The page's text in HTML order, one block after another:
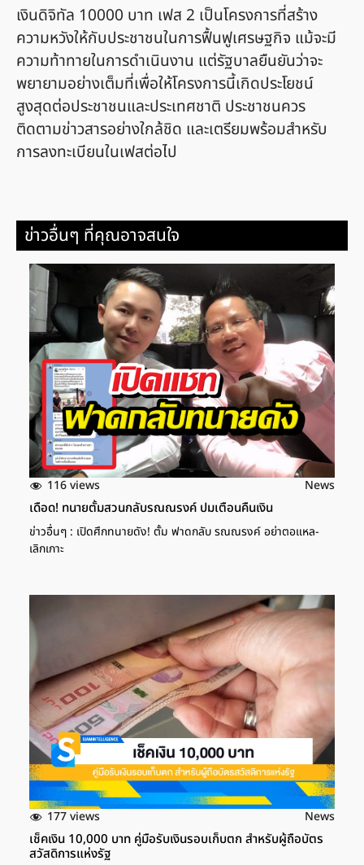
เงินดิจิทัล 10000 บาท เฟส 2 เป็นโครงการที่สร้าง
ความหวังให้กับประชาชนในการฟื้นฟูเศรษฐกิจ แม้จะมี
ความท้าทายในการดำเนินงาน แต่รัฐบาลยืนยันว่าจะ
พยายามอย่างเต็มที่เพื่อให้โครงการนี้เกิดประโยชน์
สูงสุดต่อประชาชนและประเทศชาติ ประชาชนควร
ติดตามข่าวสารอย่างใกล้ชิด และเตรียมพร้อมสำหรับ
การลงทะเบียนในเฟสต่อไป
ข่าวอื่นๆ ที่คุณอาจสนใจ
116 views News
เดือด! ทนายตั้มสวนกลับรณณรงค์ ปมเตือนคืนเงิน
ข่าวอื่นๆ : เปิดศึกทนายดัง! ตั้ม ฟาดกลับ รณณรงค์ อย่าตอแหล-
เลิกเกาะ
177 views News
เช็คเงิน 10,000 บาท คู่มือรับเงินรอบเก็บตก สำหรับผู้ถือบัตร
สวัสดิการแห่งรัฐ